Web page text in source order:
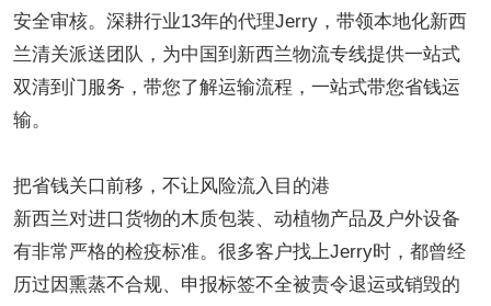
安全审核。深耕行业13年的代理Jerry，带领本地化新西
兰清关派送团队，为中国到新西兰物流专线提供一站式
双清到门服务，带您了解运输流程，一站式带您省钱运
输。
把省钱关口前移，不让风险流入目的港
新西兰对进口货物的木质包装、动植物产品及户外设备
有非常严格的检疫标准。很多客户找上Jerry时，都曾经
历过因熏蒸不合规、申报标签不全被责令退运或销毁的